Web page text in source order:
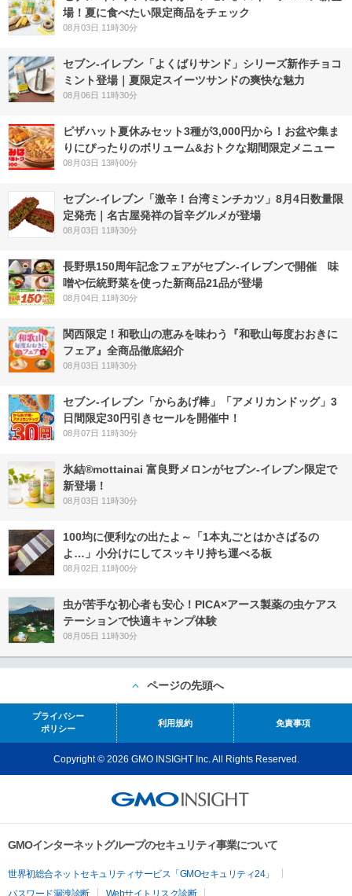
場！夏に食べたい限定商品をチェック
08月03日 11時30分
セブン‐イレブン「よくばりサンド」シリーズ新作チョコ
ミント登場｜夏限定スイーツサンドの爽快な魅力
08月06日 11時30分
ピザハット夏休みセット3種が3,000円から！お盆や集ま
りにぴったりのボリューム&おトクな期間限定メニュー
08月03日 13時00分
セブン-イレブン「激辛！台湾ミンチカツ」8月4日数量限
定発売｜名古屋発祥の旨辛グルメが登場
08月03日 11時30分
長野県150周年記念フェアがセブン-イレブンで開催 味
噌や伝統野菜を使った新商品21品が登場
08月04日 11時30分
関西限定！和歌山の恵みを味わう『和歌山毎度おおきに
フェア』全商品徹底紹介
08月03日 11時30分
セブン‐イレブン「からあげ棒」「アメリカンドッグ」3
日間限定30円引きセールを開催中！
08月07日 11時30分
氷結®mottainai 富良野メロンがセブン‐イレブン限定で
新登場！
08月03日 11時30分
100均に便利なの出たよ～「1本丸ごとはかさばるの
よ…」小分けにしてスッキリ持ち運べる板
08月02日 11時00分
虫が苦手な初心者も安心！PICA×アース製薬の虫ケアス
テーションで快適キャンプ体験
08月05日 11時30分
ページの先頭へ
プライバシー
ポリシー
利用規約 免責事項
Copyright © 2026 GMO INSIGHT Inc. All Rights Reserved.
GMOインターネットグループのセキュリティ事業について
世界初総合ネットセキュリティサービス「GMOセキュリティ24」
パスワード漏洩診断
Webサイトリスク診断